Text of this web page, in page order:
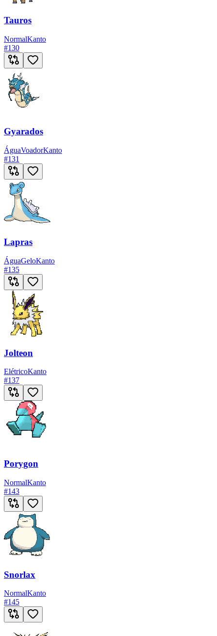
Tauros
NormalKanto
#130
Gyarados
ÁguaVoadorKanto
#131
Lapras
ÁguaGeloKanto
#135
Jolteon
ElétricoKanto
#137
Porygon
NormalKanto
#143
Snorlax
NormalKanto
#145